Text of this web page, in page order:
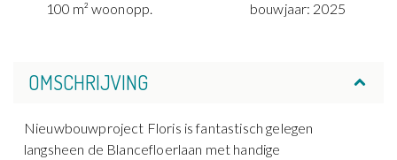
100 m² woonopp. bouwjaar: 2025
OMSCHRIJVING
Nieuwbouwproject Floris is fantastisch gelegen
langsheen de Blancefloerlaan met handige